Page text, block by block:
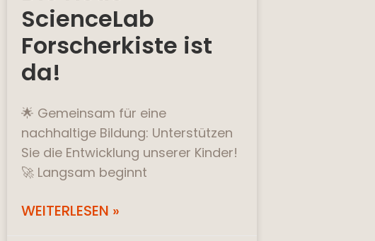
ScienceLab
Forscherkiste ist
da!
🌟 Gemeinsam für eine
nachhaltige Bildung: Unterstützen
Sie die Entwicklung unserer Kinder!
🚀 Langsam beginnt
WEITERLESEN »